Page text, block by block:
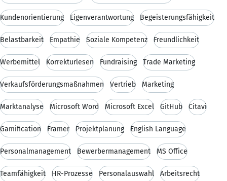
Kundenorientierung Eigenverantwortung Begeisterungsfähigkeit
Belastbarkeit Empathie Soziale Kompetenz Freundlichkeit
Werbemittel Korrekturlesen Fundraising Trade Marketing
Verkaufsförderungsmaßnahmen Vertrieb Marketing
Marktanalyse Microsoft Word Microsoft Excel GitHub Citavi
Gamification Framer Projektplanung English Language
Personalmanagement Bewerbermanagement MS Office
Teamfähigkeit HR-Prozesse Personalauswahl Arbeitsrecht